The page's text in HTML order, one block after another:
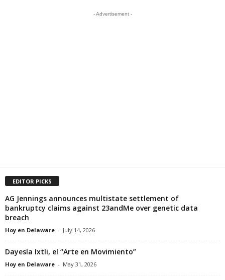
- Advertisement -
EDITOR PICKS
AG Jennings announces multistate settlement of
bankruptcy claims against 23andMe over genetic data
breach
Hoy en Delaware - July 14, 2026
Dayesla Ixtli, el “Arte en Movimiento”
Hoy en Delaware - May 31, 2026